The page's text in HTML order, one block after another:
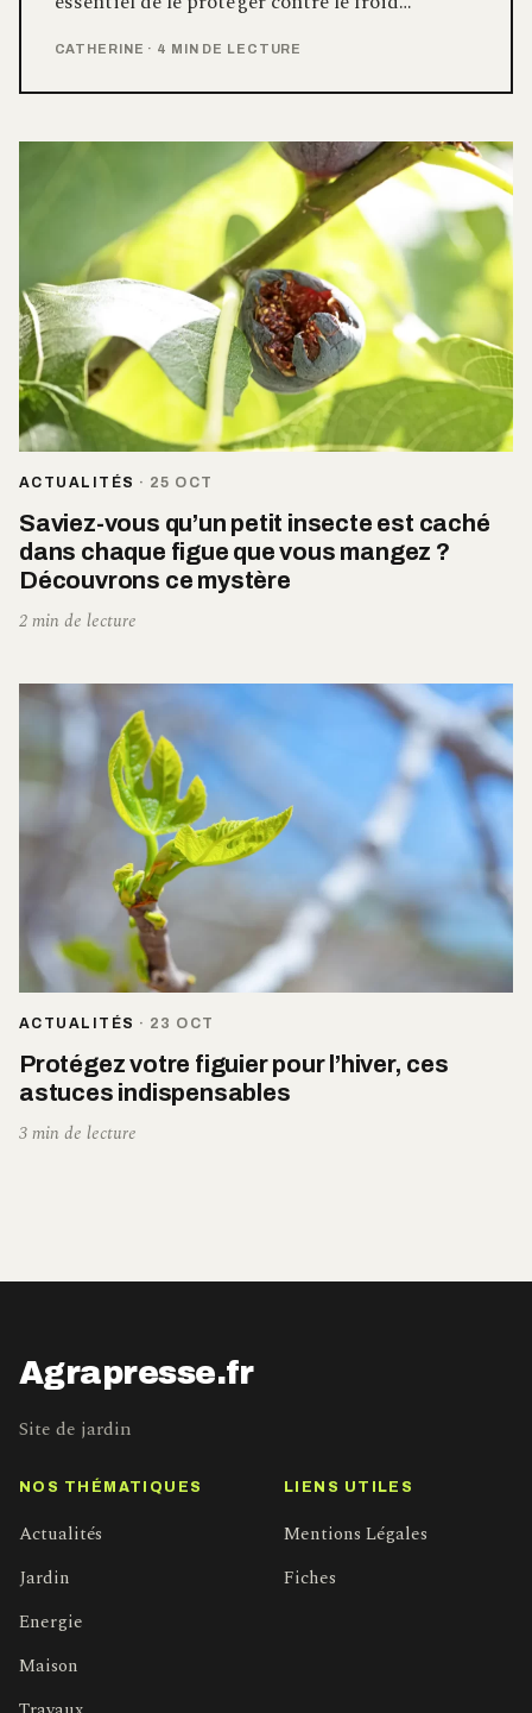
CATHERINE · 4 MIN DE LECTURE
ACTUALITÉS · 25 OCT
Saviez-vous qu’un petit insecte est caché
dans chaque figue que vous mangez ?
Découvrons ce mystère
2 min de lecture
ACTUALITÉS · 23 OCT
Protégez votre figuier pour l’hiver, ces
astuces indispensables
3 min de lecture
Agrapresse.fr
Site de jardin
NOS THÉMATIQUES
Actualités
Jardin
Energie
Maison
LIENS UTILES
Mentions Légales
Fiches